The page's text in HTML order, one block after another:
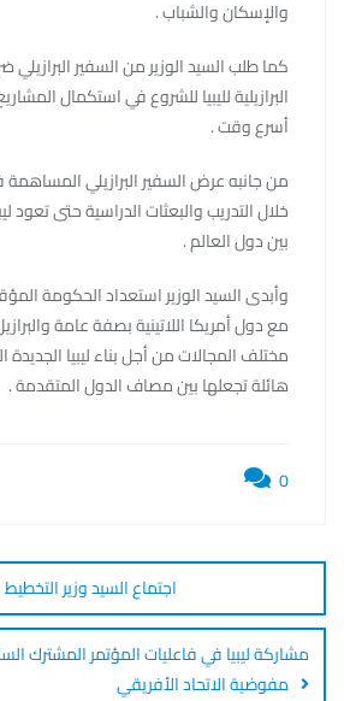
والإسكان والشباب .
كما طلب السيد الوزير من السفير
البرازيلية لليبيا للشروع في استكمال
أسرع وقت .
من جانبه عرض السفير البرازيلي المساهمة
خلال التدريب والبعثات الدراسية حتى تعود
بين دول العالم .
وأبدى السيد الوزير استعداد الحكومة
مع دول أمريكا اللاتينية بصفة عامة
مختلف المجالات من أجل بناء ليبيا الجديدة
هائلة تجعلها بين مصاف الدول المتقدمة .
0
اجتماع السيد وزير
مشاركة ليبيا في فاعليات المؤتمر المشترك
مفوضية الاتحاد الأفريقي